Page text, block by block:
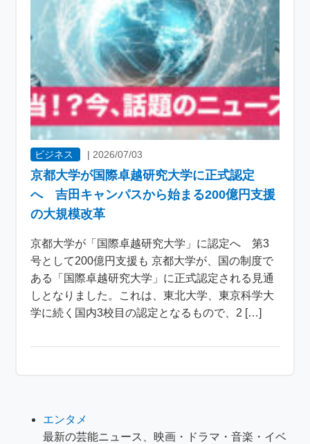
ビジネス |2026/07/03
京都大学が国際卓越研究大学に正式認定
へ 吉田キャンパスから始まる200億円支援
の大規模改革
京都大学が「国際卓越研究大学」に認定へ 第3
号として200億円支援も 京都大学が、国の制度で
ある「国際卓越研究大学」に正式認定される見通
しとなりました。これは、東北大学、東京科学大
学に続く国内3校目の認定となるもので、2 […]
エンタメ
最新の芸能ニュース、映画・ドラマ・音楽・イベ